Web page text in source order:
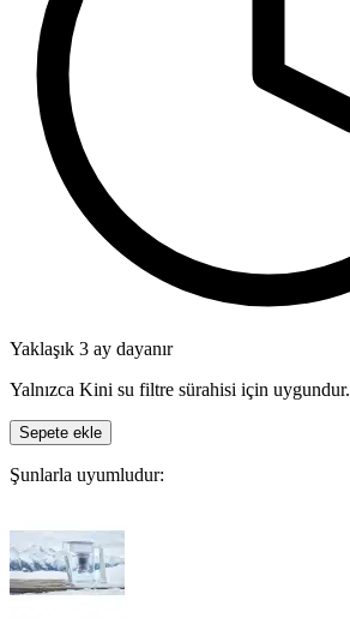
Yaklaşık 3 ay dayanır
Yalnızca Kini su filtre sürahisi için uygundur.
Sepete ekle
Şunlarla uyumludur: